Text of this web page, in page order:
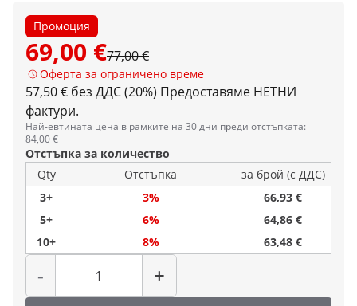
Промоция
69,00 €77,00 €
Оферта за ограничено време
57,50 € без ДДС (20%) Предоставяме НЕТНИ
фактури.
Най-евтината цена в рамките на 30 дни преди отстъпката:
84,00 €
Отстъпка за количество
Qty
Отстъпка
за брой (с ДДС)
3+
3%
66,93 €
5+
6%
64,86 €
10+
8% 63,48 €
-
Количество
+